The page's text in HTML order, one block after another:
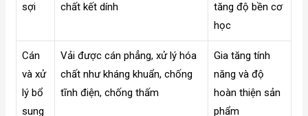
sợi
chất kết dính
tăng độ bền cơ
học
Cán
và xử
lý bổ
sung
Vải được cán phẳng, xử lý hóa
chất như kháng khuẩn, chống
tĩnh điện, chống thấm
Gia tăng tính
năng và độ
hoàn thiện sản
phẩm